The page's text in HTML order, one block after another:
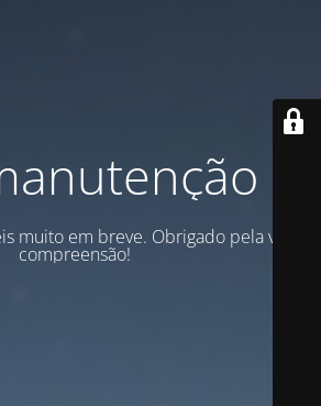
muito em breve. Obrigado pela vossa
compreensão!